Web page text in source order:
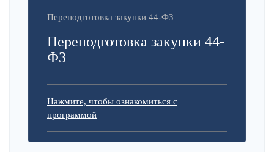
Переподготовка закупки 44-ФЗ
Переподготовка закупки 44-
ФЗ
Нажмите, чтобы ознакомиться с
программой